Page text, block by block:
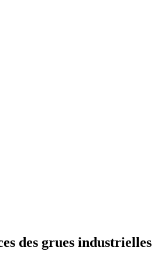
des grues industrielles